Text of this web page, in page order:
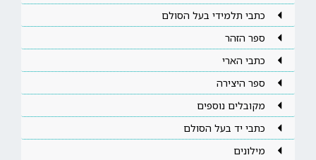
כתבי תלמידי בעל הסולם
ספר הזהר
כתבי הארי
ספר היצירה
מקובלים נוספים
כתבי יד בעל הסולם
מילונים